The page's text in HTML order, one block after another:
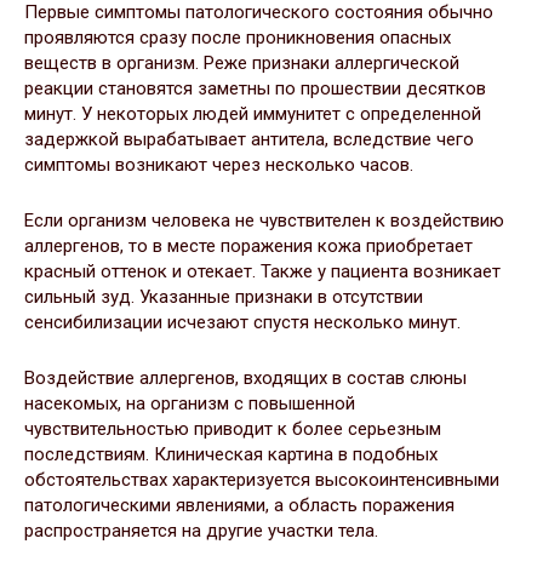
Первые симптомы патологического состояния обычно
проявляются сразу после проникновения опасных
веществ в организм. Реже признаки аллергической
реакции становятся заметны по прошествии десятков
минут. У некоторых людей иммунитет с определенной
задержкой вырабатывает антитела, вследствие чего
симптомы возникают через несколько часов.
Если организм человека не чувствителен к воздействию
аллергенов, то в месте поражения кожа приобретает
красный оттенок и отекает. Также у пациента возникает
сильный зуд. Указанные признаки в отсутствии
сенсибилизации исчезают спустя несколько минут.
Воздействие аллергенов, входящих в состав слюны
насекомых, на организм с повышенной
чувствительностью приводит к более серьезным
последствиям. Клиническая картина в подобных
обстоятельствах характеризуется высокоинтенсивными
патологическими явлениями, а область поражения
распространяется на другие участки тела.